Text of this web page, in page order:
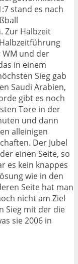
stand es nach
Zur Halbzeit
und der
in einem
Sieg gab
Saudi Arabien,
gibt es noch
Tore in der
und dann
alleinigen
Der Jubel
einen Seite, so
es kein knappes
wie in den
Seite hat man
nicht am Ziel
Sieg mit der die
sie 2006 in